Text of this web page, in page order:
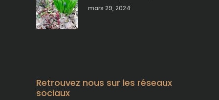
mars 29, 2024
Retrouvez nous sur les réseaux
sociaux